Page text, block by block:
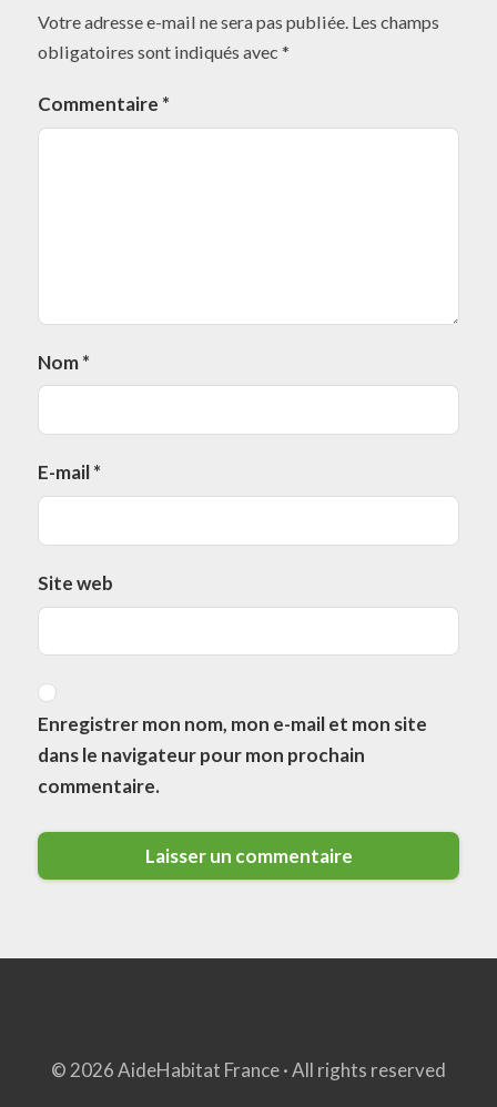
Votre adresse e-mail ne sera pas publiée. Les champs
obligatoires sont indiqués avec *
Commentaire *
Nom*
E-mail*
Site web
Enregistrer mon nom, mon e-mail et mon site
dans le navigateur pour mon prochain
commentaire.
© 2026 AideHabitat France · All rights reserved